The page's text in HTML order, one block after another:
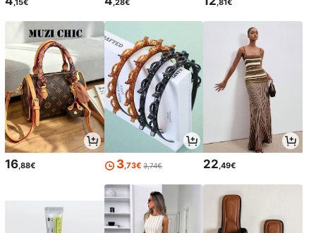
16,88€ 3,73€ 3,74€ 22,49€